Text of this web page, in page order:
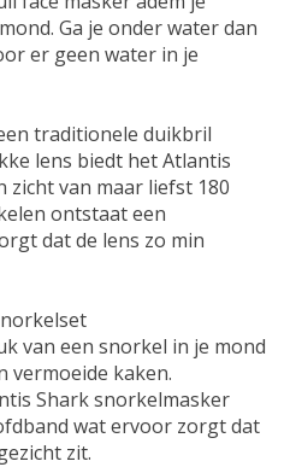
Ga je onder water dan
er geen water in je
traditionele duikbril
lens biedt het Atlantis
zicht van maar liefst 180
ontstaat een
dat de lens zo min
van een snorkel in je mond
vermoeide kaken.
Shark snorkelmasker
wat ervoor zorgt dat
zit.